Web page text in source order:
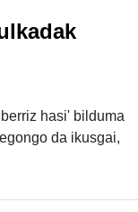
hasi' bilduma
da ikusgai,